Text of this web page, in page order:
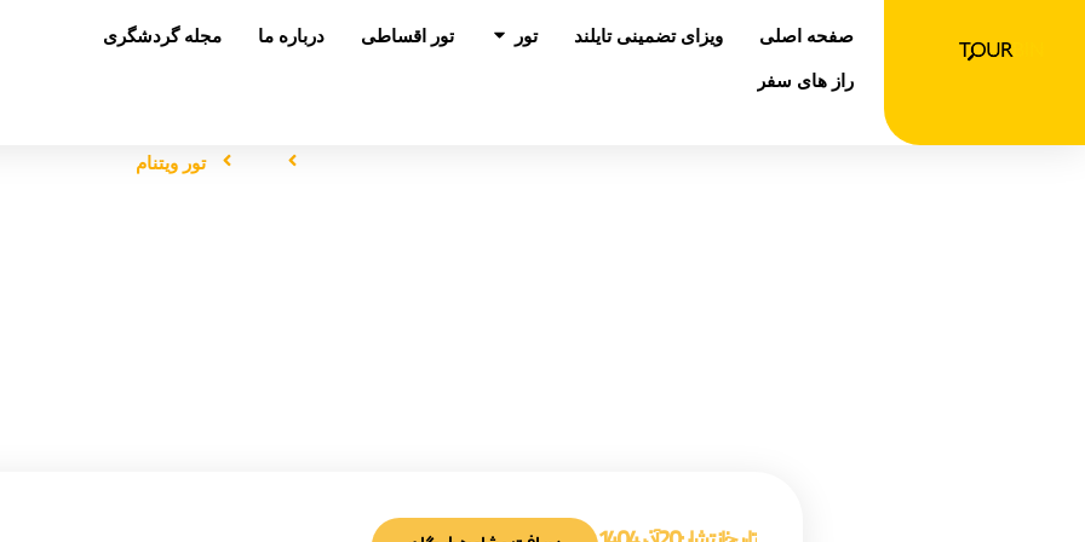
صفحه اصلی ویزای تضمینی تایلند تور باز کردن در تور
تور اقساطی درباره ما
مجله گردشگری
راز های سفر
تور ویتنام